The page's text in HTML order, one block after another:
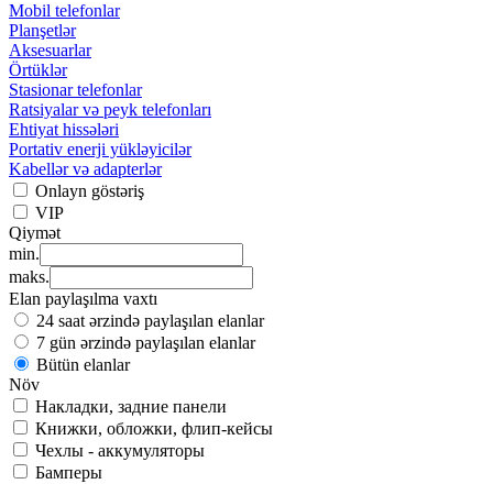
Mobil telefonlar
Planşetlər
Aksesuarlar
Örtüklər
Stasionar telefonlar
Ratsiyalar və peyk telefonları
Ehtiyat hissələri
Portativ enerji yükləyicilər
Kabellər və adapterlər
Onlayn göstəriş
VIP
Qiymət
min.
maks.
Elan paylaşılma vaxtı
24 saat ərzində paylaşılan elanlar
7 gün ərzində paylaşılan elanlar
Bütün elanlar
Növ
Накладки, задние панели
Книжки, обложки, флип-кейсы
Чехлы - аккумуляторы
Бамперы